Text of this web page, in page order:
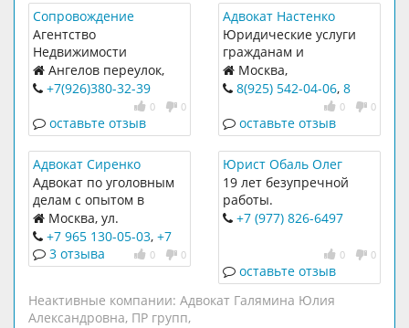
Сопровождение
Недвижимости
Агентство
Недвижимости
Ангелов переулок,
дом 8;
+7(926)380-32-39
0 0
оставьте отзыв
Адвокат Настенко
Михаил Юрьевич
Юридические услуги
гражданам и
организациям
Москва,
ул.Митинская, д. 44, 1
этаж, 3й подьез, оф.
139(м.Митино)
8(925) 542-04-06, 8
0 0
оставьте отзыв
Адвокат Сиренко
Алексей Станиславович
Адвокат по уголовным
делам с опытом в
области уголовного
судопроизводства 20
лет.
Москва, ул.
Митинская, дом 40,
этаж 4, офис 6 (ТЦ
Митино)
+7 965 130-05-03, +7
495 134-19-11
0 0
3 отзыва
Юрист Обаль Олег
19 лет безупречной
работы.
Представительство в
составление
документов.
+7 (977) 826-6497
0 0
оставьте отзыв
Неактивные компании: Адвокат Галямина Юлия
Александровна, ПР групп,